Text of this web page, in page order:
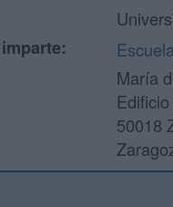
María
50018